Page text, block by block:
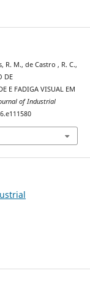
M., de Castro , R. C.,
DE
E FADIGA VISUAL EM
of Industrial